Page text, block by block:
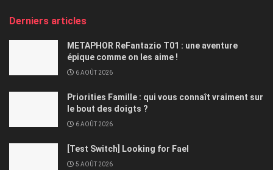
Derniers articles
METAPHOR ReFantazio T01 : une aventure
épique comme on les aime !
6 AOÛT 2026
Priorities Famille : qui vous connaît vraiment sur
le bout des doigts ?
6 AOÛT 2026
[Test Switch] Looking for Fael
5 AOÛT 2026